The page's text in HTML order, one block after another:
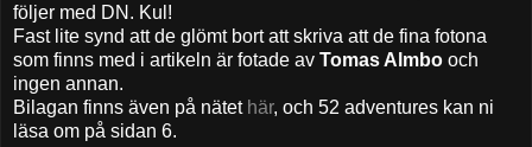
följer med DN. Kul!
Fast lite synd att de glömt bort att skriva att de fina fotona
som finns med i artikeln är fotade av Tomas Almbo och
ingen annan.
Bilagan finns även på nätet här, och 52 adventures kan ni
läsa om på sidan 6.